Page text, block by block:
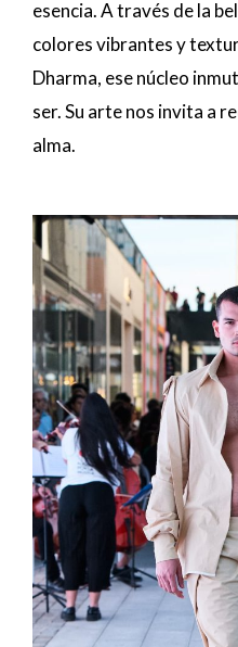
esencia. A través de la
colores vibrantes y
Dharma, ese núcleo
ser. Su arte nos invita a
alma.